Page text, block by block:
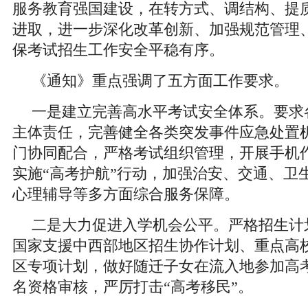
服务教育强国建设，在转方式、调结构、提
进取，进一步深化改革创新、加强规范管理
保考试招生工作安全平稳有序。
《通知》重点强调了五方面工作要求。
一是建立完善高水平考试安全体系。要
主体责任，完善健全各类突发事件应急处置
门协同配合，严格考试组织管理，开展手机
实施“高考护航”行动，加强治安、交通、卫
心理辅导等多方面综合服务保障。
二是大力促进入学机会公平。严格招生
国家支援中西部地区招生协作计划、重点高
区专项计划，做好随迁子女在流入地参加高
名资格审核，严厉打击“高考移民”。